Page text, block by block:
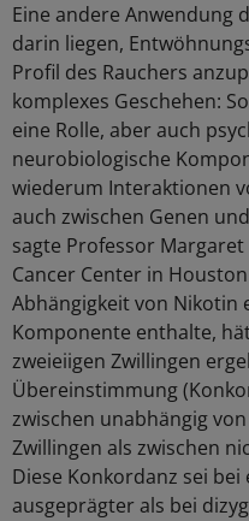
Eine andere Anwendung
darin liegen,
Profil des Rauchers
komplexes Geschehen:
eine Rolle, aber auch
neurobiologische
wiederum Interaktionen
auch zwischen Genen
sagte Professor Margaret
Cancer Center in
Abhängigkeit von Nikotin
Komponente enthalte,
zweieiigen Zwillingen
Übereinstimmung
zwischen unabhängig
Zwillingen als zwischen
Diese Konkordanz sei
ausgeprägter als bei